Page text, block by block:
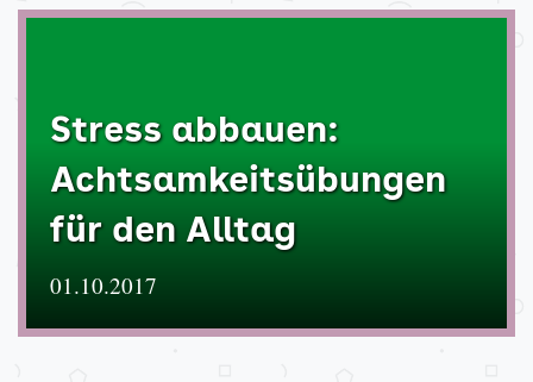
Stress abbauen:
Achtsamkeitsübungen
für den Alltag
01.10.2017